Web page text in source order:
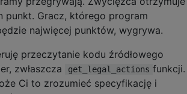
punkt. Gracz, którego program
najwięcej punktów, wygrywa.
przeczytanie kodu źródłowego
zwłaszcza
get_legal_actions funkcji.
Ci to zrozumieć specyfikację i